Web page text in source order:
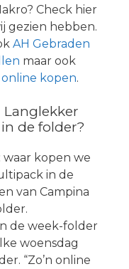
Check hier
gezien hebben.
AH Gebraden
maar ook
kopen.
de folder?
kopen we
in de
van Campina
de week-folder
woensdag
“Zo’n online